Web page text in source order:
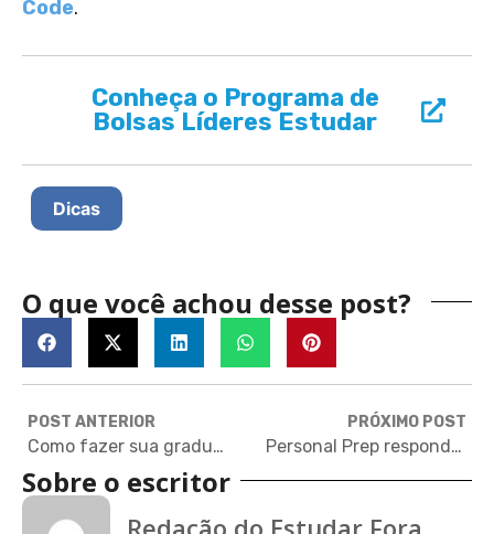
Code.
Conheça o Programa de
Bolsas Líderes Estudar
Dicas
O que você achou desse post?
POST ANTERIOR
Como fazer sua graduação no Reino Unido
PRÓXIMO POST
Personal Prep responde: Quanto custa o application?
Sobre o escritor